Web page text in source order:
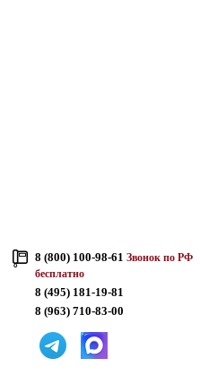
8 (800) 100-98-61 Звонок по РФ
бесплатно
8 (495) 181-19-81
8 (963) 710-83-00